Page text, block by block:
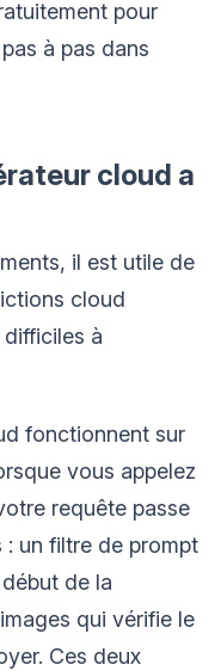
pour
à pas dans
cloud a
il est utile de
cloud
à
fonctionnent sur
vous appelez
requête passe
: un filtre de prompt
de la
qui vérifie le
Ces deux